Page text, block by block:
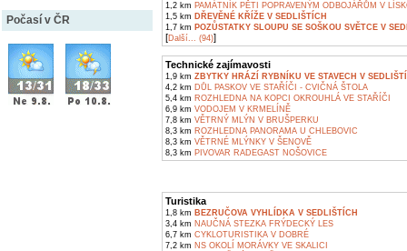
Počasí v ČR
1,2 km PAMÁTNÍK PĚTI POPRAVENÝM ODBOJÁŘŮM V
1,5 km DŘEVĚNÉ KŘÍŽE V SEDLIŠTÍCH
1,7 km POZŮSTATKY SLOUPU SE SOŠKOU SVĚTCE V
[Další... (94)]
Technické zajímavosti
1,9 km ZBYTKY HRÁZÍ RYBNÍKU VE STAVECH V
4,2 km DŮL PASKOV VE STAŘÍČI - CVIČNÁ ŠTOLA
5,4 km ROZHLEDNA NA KOPCI OKROUHLÁ VE STAŘÍČI
6,9 km VODOJEM V KRMELÍNĚ
7,8 km VĚTRNÝ MLÝN V BRUŠPERKU
8,3 km ROZHLEDNA PANORAMA U CHLEBOVIC
8,3 km VĚTRNÉ MLÝNKY V ŠENOVĚ
8,3 km PIVOVAR RADEGAST NOŠOVICE
Turistika
1,8 km BEZRUČOVA VYHLÍDKA V SEDLIŠTÍCH
3,4 km NAUČNÁ STEZKA FRÝDECKÝ LES
6,7 km CYKLOTURISTIKA V DOBRÉ
7,2 km NS OKOLÍ MORÁVKY VE SKALICI